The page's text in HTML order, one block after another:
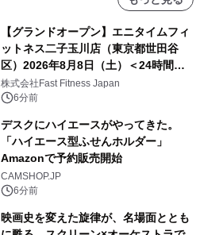
【グランドオープン】エニタイムフィ
ットネス二子玉川店（東京都世田谷
区）2026年8月8日（土）＜24時間年
中無休のフィットネスジム＞
株式会社Fast Fitness Japan
6分前
デスクにハイエースがやってきた。
「ハイエース型ふせんホルダー」
Amazonで予約販売開始
CAMSHOP.JP
6分前
映画史を変えた旋律が、名場面ととも